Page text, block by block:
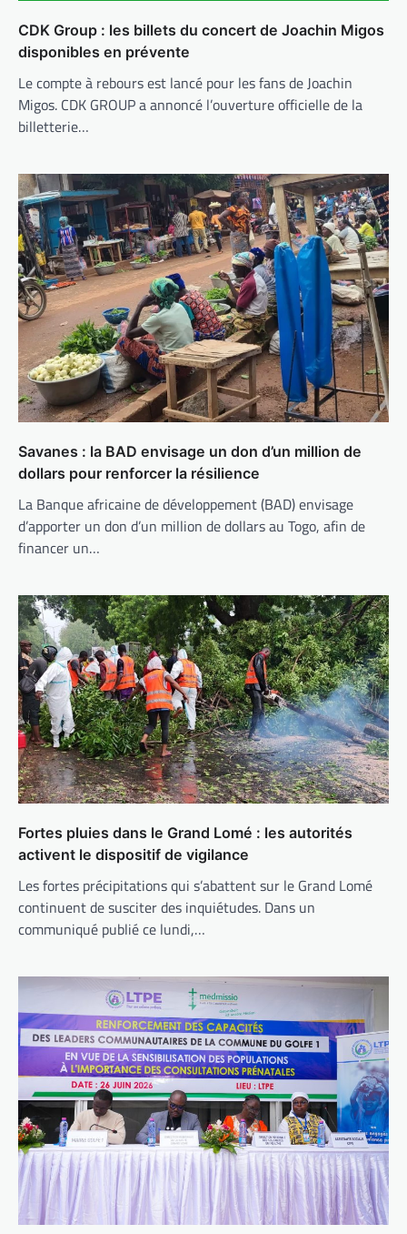
CDK Group : les billets du concert de Joachin Migos
disponibles en prévente
Le compte à rebours est lancé pour les fans de Joachin
Migos. CDK GROUP a annoncé l’ouverture officielle de la
billetterie…
Savanes : la BAD envisage un don d’un million de
dollars pour renforcer la résilience
La Banque africaine de développement (BAD) envisage
d’apporter un don d’un million de dollars au Togo, afin de
financer un…
Fortes pluies dans le Grand Lomé : les autorités
activent le dispositif de vigilance
Les fortes précipitations qui s’abattent sur le Grand Lomé
continuent de susciter des inquiétudes. Dans un
communiqué publié ce lundi,…